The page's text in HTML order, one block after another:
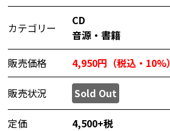
カテゴリー
CD
音源・書籍
販売価格
4,950円（税込・10%）
販売状況 Sold Out
定価
4,500+税